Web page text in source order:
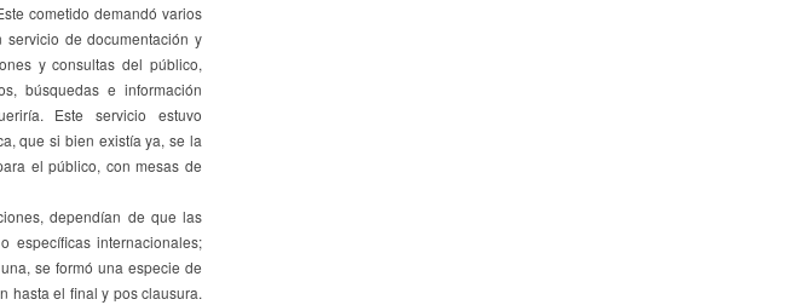
cometido demandó varios
de documentación y
y consultas del público,
búsquedas e información
Este servicio estuvo
que si bien existía ya, se la
el público, con mesas de
dependían de que las
específicas internacionales;
se formó una especie de
hasta el final y pos clausura.